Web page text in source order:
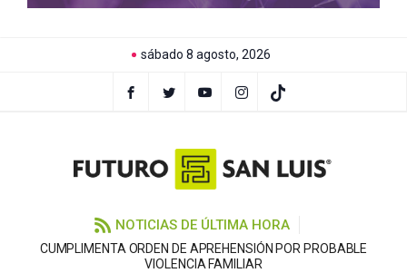
sábado 8 agosto, 2026
NOTICIAS DE ÚLTIMA HORA
CUMPLIMENTA ORDEN DE APREHENSIÓN POR PROBABLE
VIOLENCIA FAMILIAR